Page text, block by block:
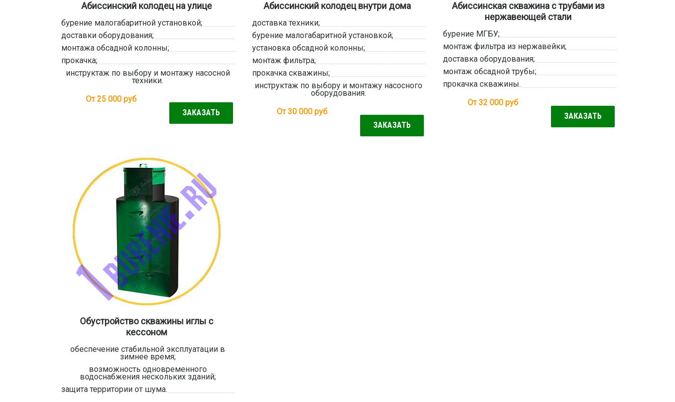
Абиссинский колодец на улице
бурение малогабаритной установкой;
доставки оборудования;
монтажа обсадной колонны;
прокачка;
инструктаж по выбору и монтажу насосной
техники.
От 25 000 руб
ЗАКАЗАТЬ
Абиссинский колодец внутри дома
доставка техники;
бурение малогабаритной установкой;
установка обсадной колонны;
монтаж фильтра;
прокачка скважины;
инструктаж по выбору и монтажу насосного
оборудования.
От 30 000 руб
ЗАКАЗАТЬ
Абиссинская скважина с трубами из
нержавеющей стали
бурение МГБУ;
монтаж фильтра из нержавейки;
доставка оборудования;
монтаж обсадной трубы;
прокачка скважины.
От 32 000 руб
ЗАКАЗАТЬ
Обустройство скважины иглы с
кессоном
обеспечение стабильной эксплуатации в
зимнее время;
возможность одновременного
водоснабжения нескольких зданий;
защита территории от шума.